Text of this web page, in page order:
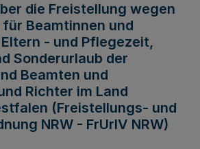
die Freistellung wegen
Beamtinnen und
- und Pflegezeit,
Sonderurlaub der
Beamten und
Richter im Land
(Freistellungs- und
NRW - FrUrlV NRW)